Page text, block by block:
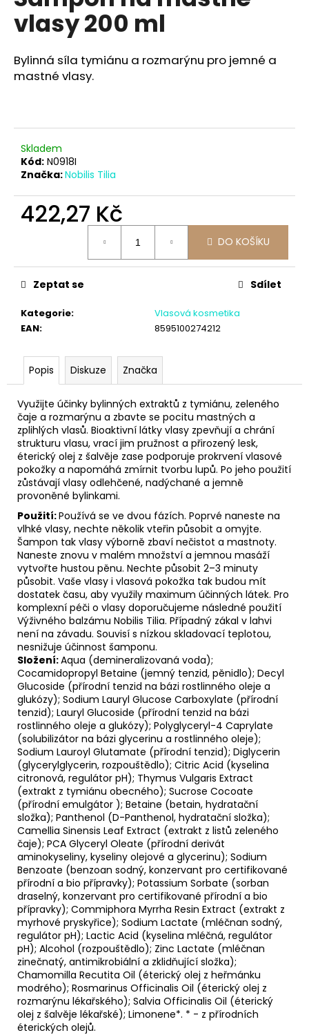
z
hvězdiček.
vlasy 200 ml
Bylinná síla tymiánu a rozmarýnu pro jemné a
mastné vlasy.
Skladem
Kód: N0918I
Značka:Nobilis Tilia
422,27 Kč
DO KOŠÍKU
Kategorie:
Vlasová kosmetika
EAN: 8595100274212
Zeptat se Sdílet
Popis Diskuze Značka
Využijte účinky bylinných extraktů z tymiánu, zeleného
čaje a rozmarýnu a zbavte se pocitu mastných a
zplihlých vlasů. Bioaktivní látky vlasy zpevňují a chrání
strukturu vlasu, vrací jim pružnost a přirozený lesk,
éterický olej z šalvěje zase podporuje prokrvení vlasové
pokožky a napomáhá zmírnit tvorbu lupů. Po jeho použití
zůstávají vlasy odlehčené, nadýchané a jemně
provoněné bylinkami.
Použití:Používá se ve dvou fázích. Poprvé naneste na
vlhké vlasy, nechte několik vteřin působit a omyjte.
Šampon tak vlasy výborně zbaví nečistot a mastnoty.
Naneste znovu v malém množství a jemnou masáží
vytvořte hustou pěnu. Nechte působit 2–3 minuty
působit. Vaše vlasy i vlasová pokožka tak budou mít
dostatek času, aby využily maximum účinných látek. Pro
komplexní péči o vlasy doporučujeme následné použití
Výživného balzámu Nobilis Tilia. Případný zákal v lahvi
není na závadu. Souvisí s nízkou skladovací teplotou,
nesnižuje účinnost šamponu.
Složení:Aqua (demineralizovaná voda);
Cocamidopropyl Betaine (jemný tenzid, pěnidlo); Decyl
Glucoside (přírodní tenzid na bázi rostlinného oleje a
glukózy); Sodium Lauryl Glucose Carboxylate (přírodní
tenzid); Lauryl Glucoside (přírodní tenzid na bázi
rostlinného oleje a glukózy); Polyglyceryl-4 Caprylate
(solubilizátor na bázi glycerinu a rostlinného oleje);
Sodium Lauroyl Glutamate (přírodní tenzid); Diglycerin
(glycerylglycerin, rozpouštědlo); Citric Acid (kyselina
citronová, regulátor pH); Thymus Vulgaris Extract
(extrakt z tymiánu obecného); Sucrose Cocoate
(přírodní emulgátor ); Betaine (betain, hydratační
složka); Panthenol (D-Panthenol, hydratační složka);
Camellia Sinensis Leaf Extract (extrakt z listů zeleného
čaje); PCA Glyceryl Oleate (přírodní derivát
aminokyseliny, kyseliny olejové a glycerinu); Sodium
Benzoate (benzoan sodný, konzervant pro certifikované
přírodní a bio přípravky); Potassium Sorbate (sorban
draselný, konzervant pro certifikované přírodní a bio
přípravky); Commiphora Myrrha Resin Extract (extrakt z
myrhové pryskyřice); Sodium Lactate (mléčnan sodný,
regulátor pH); Lactic Acid (kyselina mléčná, regulátor
pH); Alcohol (rozpouštědlo); Zinc Lactate (mléčnan
zinečnatý, antimikrobiální a zklidňující složka);
Chamomilla Recutita Oil (éterický olej z heřmánku
modrého); Rosmarinus Officinalis Oil (éterický olej z
rozmarýnu lékařského); Salvia Officinalis Oil (éterický
olej z šalvěje lékařské); Limonene*. * - z přírodních
éterických olejů.
a
j
í
t
D
o
č
u
e